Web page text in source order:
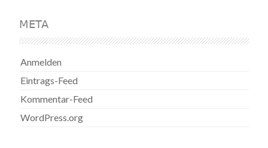
META
Anmelden
Eintrags-Feed
Kommentar-Feed
WordPress.org